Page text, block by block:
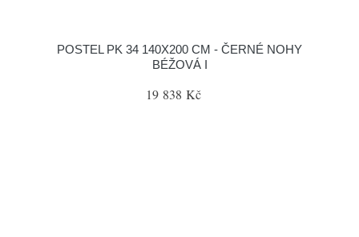
POSTEL PK 34 140X200 CM - ČERNÉ NOHY
BÉŽOVÁ I
19 838 Kč